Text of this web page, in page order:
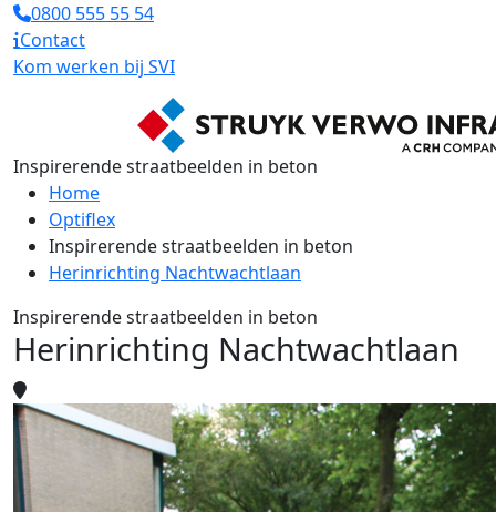
0800 555 55 54
Contact
Kom werken bij SVI
Inspirerende straatbeelden in beton
Home
Optiflex
Inspirerende straatbeelden in beton
Herinrichting Nachtwachtlaan
Inspirerende straatbeelden in beton
Herinrichting Nachtwachtlaan